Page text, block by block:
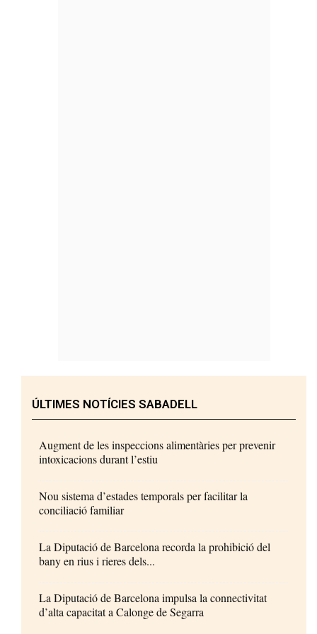
ÚLTIMES NOTÍCIES SABADELL
Augment de les inspeccions alimentàries per prevenir
intoxicacions durant l’estiu
Nou sistema d’estades temporals per facilitar la
conciliació familiar
La Diputació de Barcelona recorda la prohibició del
bany en rius i rieres dels...
La Diputació de Barcelona impulsa la connectivitat
d’alta capacitat a Calonge de Segarra